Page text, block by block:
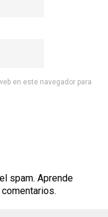
en este navegador para
spam. Aprende
.